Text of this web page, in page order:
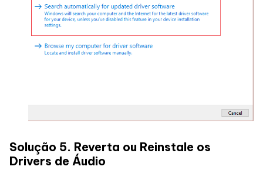
Solução 5. Reverta ou Reinstale os
Drivers de Áudio